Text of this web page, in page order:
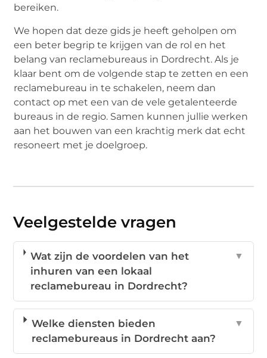
bereiken.
We hopen dat deze gids je heeft geholpen om
een beter begrip te krijgen van de rol en het
belang van reclamebureaus in Dordrecht. Als je
klaar bent om de volgende stap te zetten en een
reclamebureau in te schakelen, neem dan
contact op met een van de vele getalenteerde
bureaus in de regio. Samen kunnen jullie werken
aan het bouwen van een krachtig merk dat echt
resoneert met je doelgroep.
Veelgestelde vragen
Wat zijn de voordelen van het
inhuren van een lokaal
reclamebureau in Dordrecht?
▼
Welke diensten bieden
reclamebureaus in Dordrecht aan?
▼